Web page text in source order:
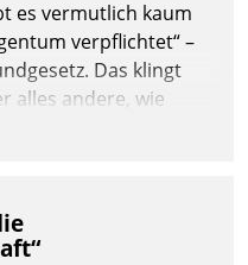
es vermutlich kaum
verpflichtet“ –
Das klingt
alles andere, wie
Denn mit der